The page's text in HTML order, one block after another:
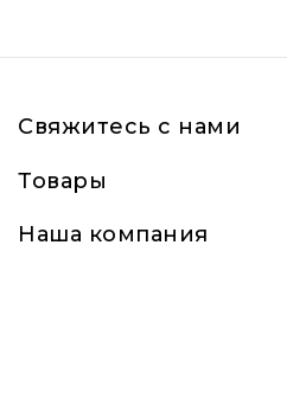
Свяжитесь с нами
Товары
Наша компания